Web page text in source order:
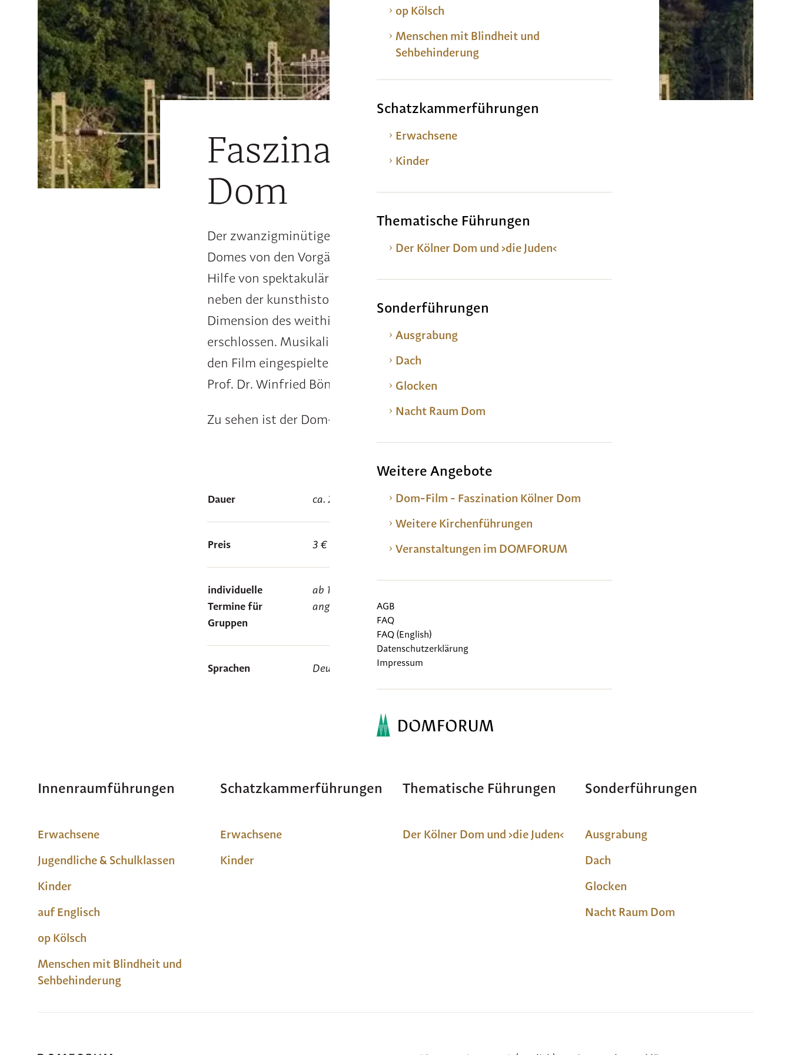
op Kölsch
Menschen mit Blindheit und
Sehbehinderung
Schatzkammerführungen
Erwachsene
Kinder
Thematische Führungen
Der Kölner Dom und ›die Juden‹
Sonderführungen
Ausgrabung
Dach
Glocken
Nacht Raum Dom
Weitere Angebote
Dom-Film - Faszination Kölner Dom
Weitere Kirchenführungen
Veranstaltungen im DOMFORUM
AGB
FAQ
FAQ (English)
Datenschutzerklärung
Impressum
Faszination Kölner
Dom
Der zwanzigminütige Film stellt kompakt die Geschichte des
Domes von den Vorgängerbauten bis in die Gegenwart vor. Mit
Hilfe von spektakulären Drohnen- und Zeitrafferaufnahmen wird
neben der kunsthistorischen Bedeutung auch die spirituelle
Dimension des weithin bekannten UNESCO Welterbes
erschlossen. Musikalisch untermalt ist der Film von eigens für
den Film eingespielten Orgel-Improvisationen des Domorganisten
Prof. Dr. Winfried Bönig.
Zu sehen ist der Dom-Film exklusiv im Kino des DOMFORUMs.
Dauer ca. 20 Minuten
Preis 3 € Erwachsene, 2 € ermäßigt
individuelle
Termine für
Gruppen
ab 10 Personen können individuelle Termine per E-Mail
angefragt werden:
Sprachen Deutsch, Englisch und Französisch
Innenraumführungen
Erwachsene
Jugendliche & Schulklassen
Kinder
auf Englisch
op Kölsch
Menschen mit Blindheit und
Sehbehinderung
Schatzkammerführungen
Erwachsene
Kinder
Thematische Führungen
Der Kölner Dom und ›die Juden‹
Sonderführungen
Ausgrabung
Dach
Glocken
Nacht Raum Dom